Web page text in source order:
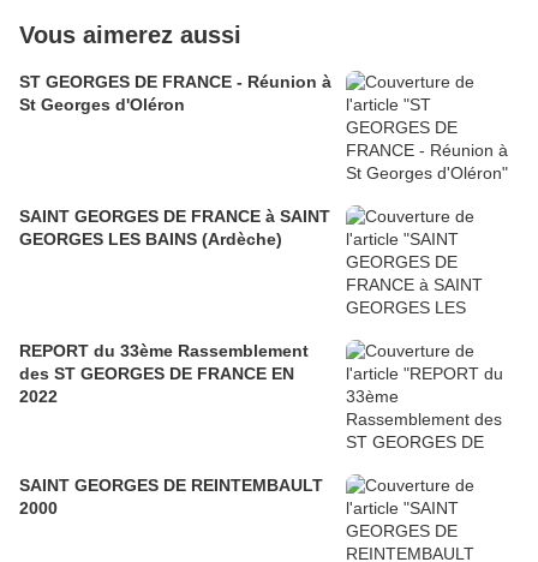
Vous aimerez aussi
ST GEORGES DE FRANCE - Réunion à
St Georges d'Oléron
SAINT GEORGES DE FRANCE à SAINT
GEORGES LES BAINS (Ardèche)
REPORT du 33ème Rassemblement
des ST GEORGES DE FRANCE EN
2022
SAINT GEORGES DE REINTEMBAULT
2000